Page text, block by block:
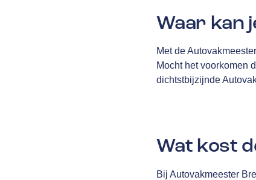
Waar kan
Met de
Mocht het voorkomen
dichtstbijzijnde
Wat kost
Bij Autovakmeester